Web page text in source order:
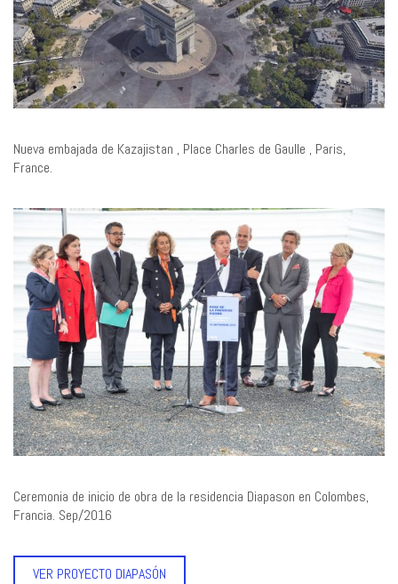
Nueva embajada de Kazajistan , Place Charles de Gaulle , Paris,
France.
Ceremonia de inicio de obra de la residencia Diapason en Colombes,
Francia. Sep/2016
VER PROYECTO DIAPASÓN